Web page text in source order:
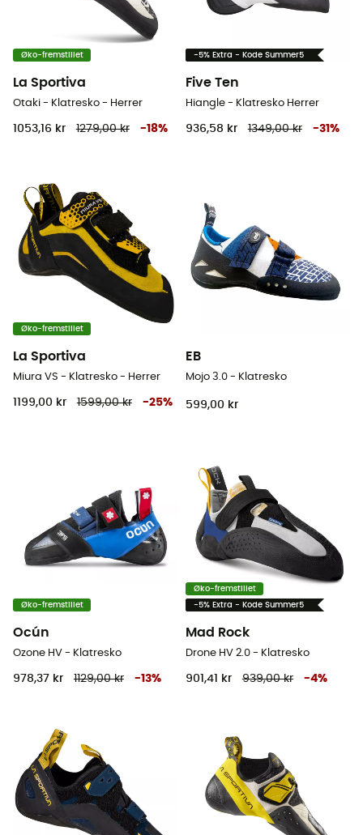
Øko-fremstillet
La Sportiva
Otaki - Klatresko - Herrer
1053,16 kr 1279,00 kr -18%
-5% Extra - Kode Summer5
Five Ten
Hiangle - Klatresko Herrer
936,58 kr 1349,00 kr -31 %
Øko-fremstillet
La Sportiva
Miura VS - Klatresko - Herrer
1199,00 kr 1599,00 kr -25%
EB
Mojo 3.0 - Klatresko
599,00 kr
Øko-fremstillet
Ocún
Ozone HV - Klatresko
978,37 kr 1129,00 kr -13%
Øko-fremstillet
-5% Extra - Kode Summer5
Mad Rock
Drone HV 2.0 - Klatresko
901,41 kr 939,00 kr -4%